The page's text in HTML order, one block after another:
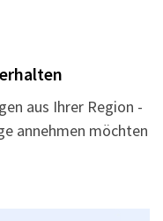
aus Ihrer Region -
annehmen möchten